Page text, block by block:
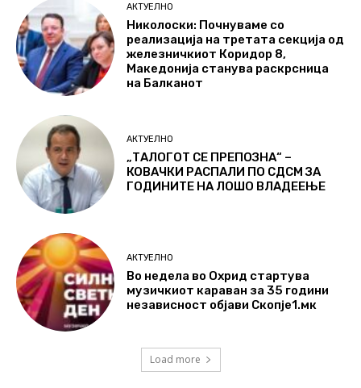
АКТУЕЛНО
Николоски: Почнуваме со
реализација на третата секција од
железничкиот Коридор 8,
Македонија станува раскрсница
на Балканот
АКТУЕЛНО
„ТАЛОГОТ СЕ ПРЕПОЗНА“ –
КОВАЧКИ РАСПАЛИ ПО СДСМ ЗА
ГОДИНИТЕ НА ЛОШО ВЛАДЕЕЊЕ
АКТУЕЛНО
Во недела во Охрид стартува
музичкиот караван за 35 години
независност објави Скопје1.мк
Load more